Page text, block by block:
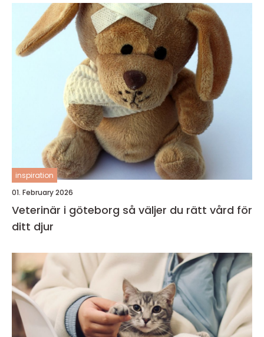
inspiration
01. February 2026
Veterinär i göteborg så väljer du rätt vård för
ditt djur